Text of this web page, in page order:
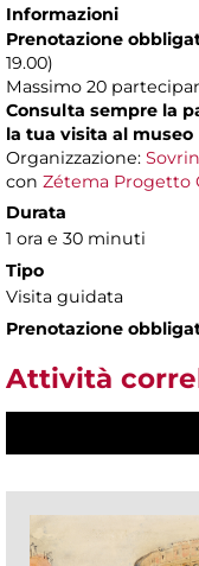
Informazioni
Prenotazione
19.00)
Massimo 20
Consulta sempre la
la tua visita al museo
Organizzazione:
con Zétema Progetto
Durata
1 ora e 30 minuti
Tipo
Visita guidata
Prenotazione
Attività